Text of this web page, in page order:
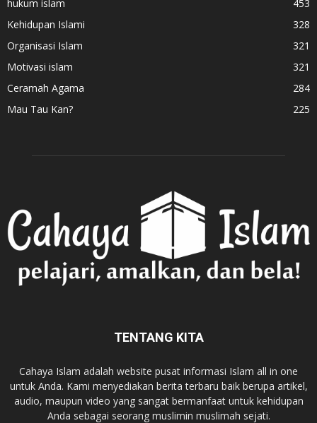
hukum islam
453
Kehidupan Islami
328
Organisasi Islam
321
Motivasi islam
321
Ceramah Agama
284
Mau Tau Kan?
225
TENTANG KITA
Cahaya Islam adalah website pusat informasi Islam all in one
untuk Anda. Kami menyediakan berita terbaru baik berupa artikel,
audio, maupun video yang sangat bermanfaat untuk kehidupan
Anda sebagai seorang muslimin muslimah sejati.